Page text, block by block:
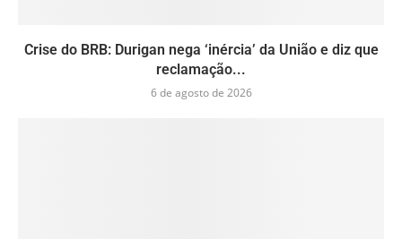
Crise do BRB: Durigan nega ‘inércia’ da União e diz que
reclamação...
6 de agosto de 2026